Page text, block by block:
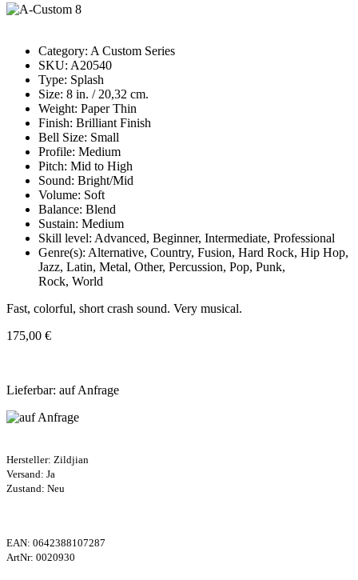
Category: A Custom Series
SKU: A20540
Type: Splash
Size: 8 in. / 20,32 cm.
Weight: Paper Thin
Finish: Brilliant Finish
Bell Size: Small
Profile: Medium
Pitch: Mid to High
Sound: Bright/Mid
Volume: Soft
Balance: Blend
Sustain: Medium
Skill level: Advanced, Beginner, Intermediate, Professional
Genre(s): Alternative, Country, Fusion, Hard Rock, Hip Hop,
Jazz, Latin, Metal, Other, Percussion, Pop, Punk,
Rock, World
Fast, colorful, short crash sound. Very musical.
175,00 €
Lieferbar: auf Anfrage
Hersteller: Zildjian
Versand: Ja
Zustand: Neu
EAN: 0642388107287
ArtNr: 0020930